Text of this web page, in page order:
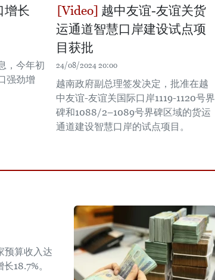
增长
，今年初
强劲增
越中友谊-友谊关货
运通道智慧口岸建设试点项
目获批
24/08/2024 20:00
越南政府副总理签发决定，批准在越
中友谊-友谊关国际口岸1119-1120号界
碑和1088/2–1089号界碑区域的货运
通道建设智慧口岸的试点项目。
预算收入达
18.7%。